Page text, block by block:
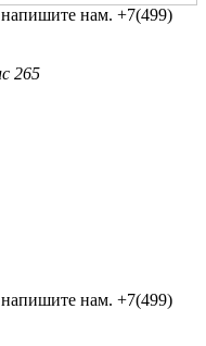
нам. +7(499)
265
нам. +7(499)